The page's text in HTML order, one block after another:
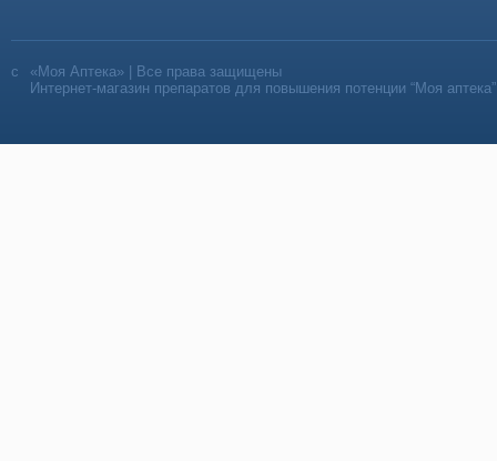
«Моя Аптека» | Все права защищены
Интернет-магазин препаратов для повышения потенции “Моя